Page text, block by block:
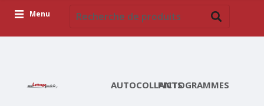
Menu
AUTOCOLLANTSPICTOGRAMMES